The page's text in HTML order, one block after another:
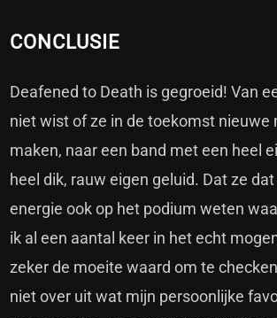
CONCLUSIE
Deafened to Death is gegroeid! Van
niet wist of ze in de toekomst nieuwe
maken, naar een band met een heel
heel dik, rauw eigen geluid. Dat ze
energie ook op het podium weten
ik al een aantal keer in het echt
zeker de moeite waard om te
niet over uit wat mijn persoonlijke